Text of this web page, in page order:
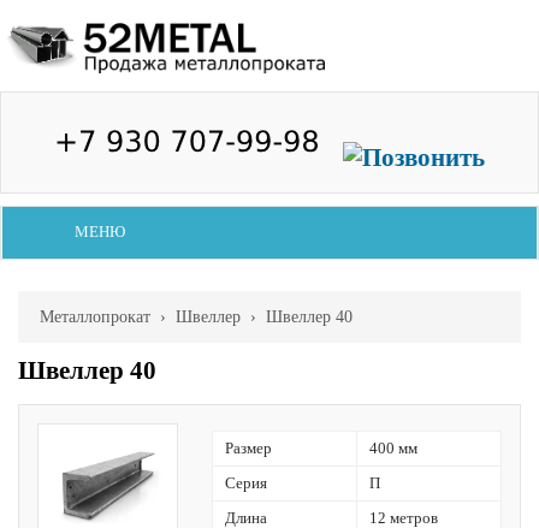
МЕНЮ
Металлопрокат › Швеллер › Швеллер 40
Швеллер 40
Размер 400 мм
Серия П
Длина 12 метров